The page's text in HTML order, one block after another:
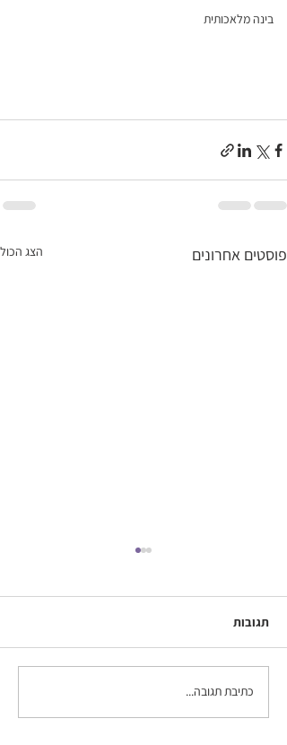
בינה מלאכותית
פוסטים אחרונים הצג הכול
איך להכין רקע לנייד (או
למחשב/ טאבלט) בקנבה
תגובות
כתיבת תגובה...